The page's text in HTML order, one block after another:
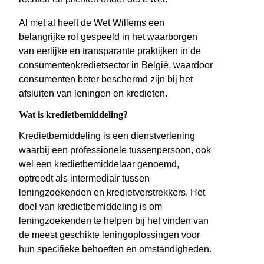
Al met al heeft de Wet Willems een
belangrijke rol gespeeld in het waarborgen
van eerlijke en transparante praktijken in de
consumentenkredietsector in België, waardoor
consumenten beter beschermd zijn bij het
afsluiten van leningen en kredieten.
Wat is kredietbemiddeling?
Kredietbemiddeling is een dienstverlening
waarbij een professionele tussenpersoon, ook
wel een kredietbemiddelaar genoemd,
optreedt als intermediair tussen
leningzoekenden en kredietverstrekkers. Het
doel van kredietbemiddeling is om
leningzoekenden te helpen bij het vinden van
de meest geschikte leningoplossingen voor
hun specifieke behoeften en omstandigheden.